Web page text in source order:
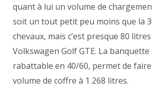
quant à lui un volume de
soit un tout petit peu moins que la
chevaux, mais c’est presque 80
Volkswagen Golf GTE. La
rabattable en 40/60, permet de
volume de coffre à 1 268 litres.